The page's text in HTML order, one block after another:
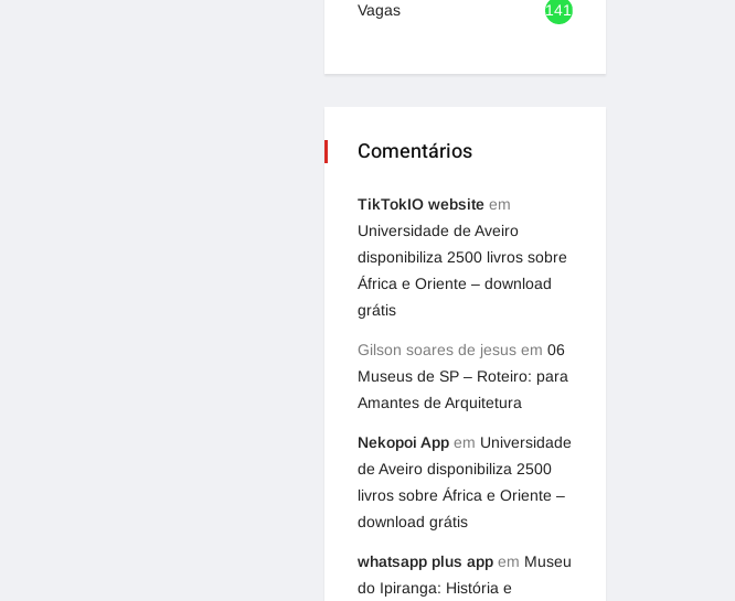
Vagas 1416
Comentários
TikTokIO website em
Universidade de Aveiro
disponibiliza 2500 livros sobre
África e Oriente – download
grátis
Gilson soares de jesus em 06
Museus de SP – Roteiro: para
Amantes de Arquitetura
Nekopoi App em Universidade
de Aveiro disponibiliza 2500
livros sobre África e Oriente –
download grátis
whatsapp plus app em Museu
do Ipiranga: História e